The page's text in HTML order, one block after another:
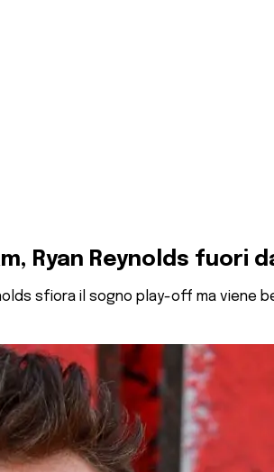
Ryan Reynolds fuori
sfiora il sogno play-off ma